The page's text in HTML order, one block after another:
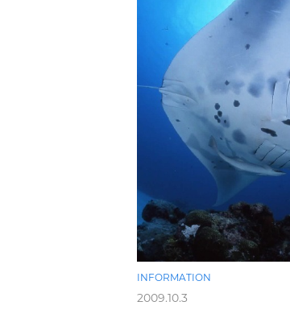
INFORMATION
2009.10.3